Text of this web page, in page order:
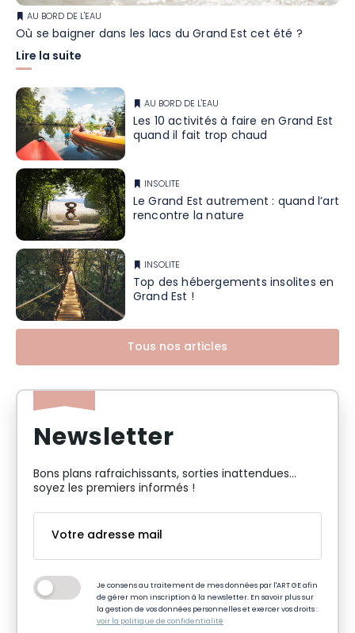
AU BORD DE L'EAU
Où se baigner dans les lacs du Grand Est cet été ?
Lire la suite
AU BORD DE L'EAU
Les 10 activités à faire en Grand Est
quand il fait trop chaud
INSOLITE
Le Grand Est autrement : quand l’art
rencontre la nature
INSOLITE
Top des hébergements insolites en
Grand Est !
Tous nos articles
Newsletter
Bons plans rafraichissants, sorties inattendues…
soyez les premiers informés !
Je consens au traitement de mes données par l'ART GE afin
de gérer mon inscription à la newsletter. En savoir plus sur
la gestion de vos données personnelles et exercer vos droits :
voir la politique de confidentialité